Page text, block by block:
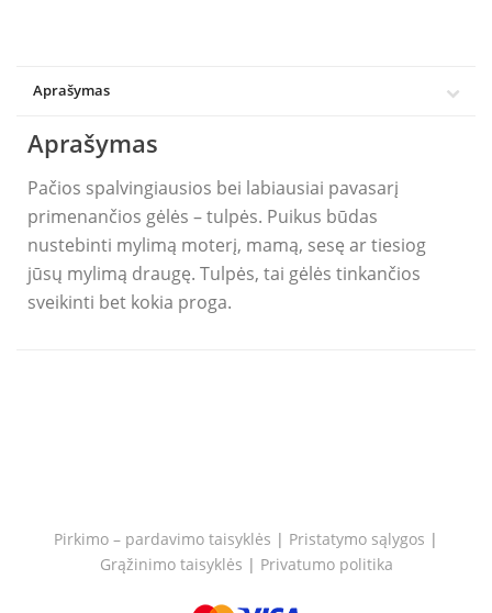
Aprašymas
Aprašymas
Pačios spalvingiausios bei labiausiai pavasarį
primenančios gėlės – tulpės. Puikus būdas
nustebinti mylimą moterį, mamą, sesę ar tiesiog
jūsų mylimą draugę. Tulpės, tai gėlės tinkančios
sveikinti bet kokia proga.
Pirkimo – pardavimo taisyklės | Pristatymo sąlygos |
Grąžinimo taisyklės | Privatumo politika